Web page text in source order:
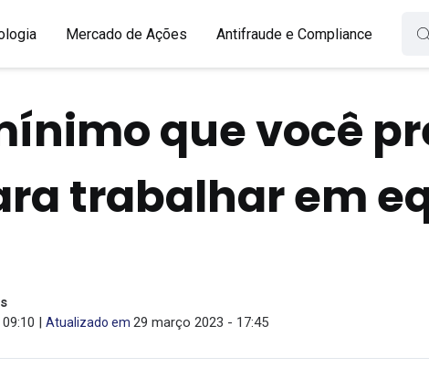
Mercado de Ações Antifraude e Compliance
que você
trabalhar em
09:10 |Atualizado em29 março 2023 - 17:45